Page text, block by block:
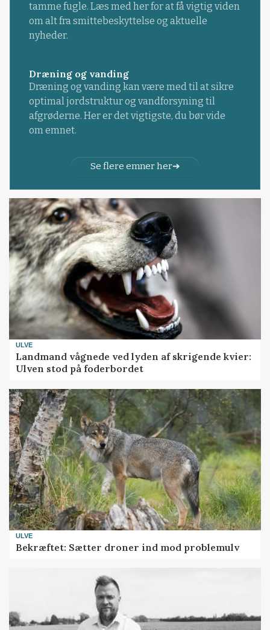
tamme fugle. Læs med her for at få vigtig viden
om alt fra smittebeskyttelse og aktuelle
nyheder.
Dræning og vanding
Dræning og vanding kan være med til at sikre
optimal jordstruktur og vandforsyning til
afgrøderne. Her er det vigtigste, du bør vide
om emnet.
Se flere emner her
ULVE
Landmand vågnede ved lyden af skrigende kvier:
Ulven stod på foderbordet
ULVE
Bekræftet: Sætter droner ind mod problemulv